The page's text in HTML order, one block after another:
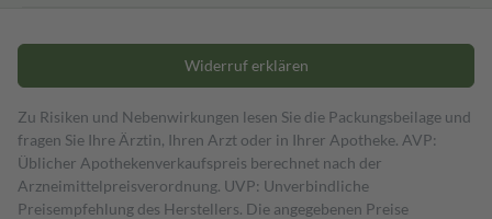
Widerruf erklären
Zu Risiken und Nebenwirkungen lesen Sie die Packungsbeilage und
fragen Sie Ihre Ärztin, Ihren Arzt oder in Ihrer Apotheke. AVP:
Üblicher Apothekenverkaufspreis berechnet nach der
Arzneimittelpreisverordnung. UVP: Unverbindliche
Preisempfehlung des Herstellers. Die angegebenen Preise